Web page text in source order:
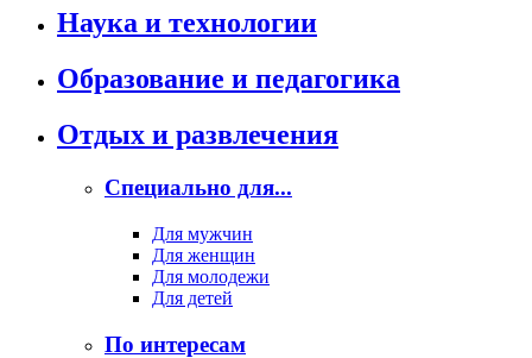
Наука и технологии
Образование и педагогика
Отдых и развлечения
Специально для...
Для мужчин
Для женщин
Для молодежи
Для детей
По интересам